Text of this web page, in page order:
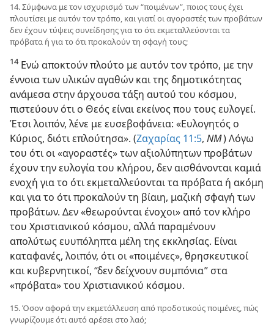
14. Σύμφωνα με τον ισχυρισμό των “ποιμένων”, ποιος τους έχει
πλουτίσει με αυτόν τον τρόπο, και γιατί οι αγοραστές των προβάτων
δεν έχουν τύψεις συνείδησης για το ότι εκμεταλλεύονται τα
πρόβατα ή για το ότι προκαλούν τη σφαγή τους;
14Ενώ αποκτούν πλούτο με αυτόν τον τρόπο, με την
έννοια των υλικών αγαθών και της δημοτικότητας
ανάμεσα στην άρχουσα τάξη αυτού του κόσμου,
πιστεύουν ότι ο Θεός είναι εκείνος που τους ευλογεί.
Έτσι λοιπόν, λένε με ευσεβοφάνεια: «Ευλογητός ο
Κύριος, διότι επλούτησα». (Ζαχαρίας 11:​5, ΝΜ) Λόγω
του ότι οι «αγοραστές» των αξιολύπητων προβάτων
έχουν την ευλογία του κλήρου, δεν αισθάνονται καμιά
ενοχή για το ότι εκμεταλλεύονται τα πρόβατα ή ακόμη
και για το ότι προκαλούν τη βίαιη, μαζική σφαγή των
προβάτων. Δεν «θεωρούνται ένοχοι» από τον κλήρο
του Χριστιανικού κόσμου, αλλά παραμένουν
απολύτως ευυπόληπτα μέλη της εκκλησίας. Είναι
καταφανές, λοιπόν, ότι οι «ποιμένες», θρησκευτικοί
και κυβερνητικοί, “δεν δείχνουν συμπόνια” στα
«πρόβατα» του Χριστιανικού κόσμου.
15. Όσον αφορά την εκμετάλλευση από προδοτικούς ποιμένες, πώς
γνωρίζουμε ότι αυτό αρέσει στο λαό;